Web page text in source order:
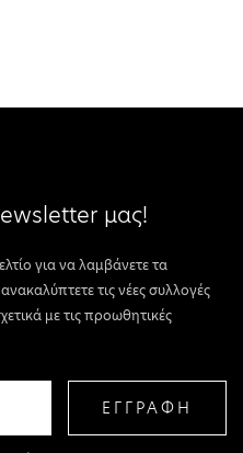
μας!
για να λαμβάνετε τα
τις νέες συλλογές
με τις προωθητικές
ΕΓΓΡΑΦΗ